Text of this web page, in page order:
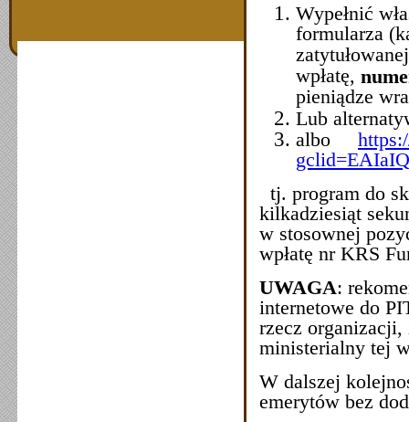
Wypełnić
formularza
wpłatę,
pieniądze
Lub
albo
tj. program do
kilkadziesiąt
w stosownej
wpłatę nr KRS
UWAGA:
internetowe do
rzecz organizacji,
ministerialny tej
W dalszej
emerytów bez